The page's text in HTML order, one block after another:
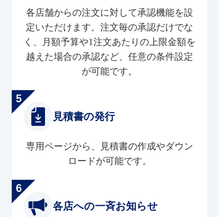
各店舗からの注文に対して承認機能を設
定いただけます。注文毎の承認だけでな
く、月額予算や1注文あたりの上限金額を
越えた場合の承認など、任意の条件設定
が可能です。
見積書の発行
専用ページから、見積書の作成やダウン
ロードが可能です。
各店への一斉お知らせ